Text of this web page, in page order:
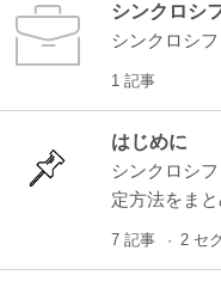
シンクロシ
シンクロシ
1 記事
はじめに
シンクロシ
定方法をまと
7 記事 2 セ